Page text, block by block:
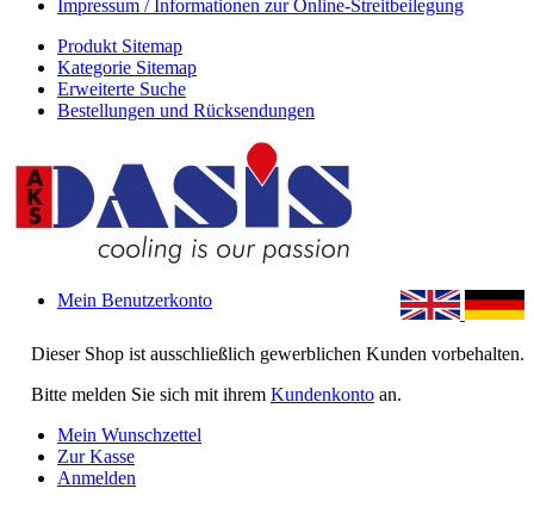
Impressum / Informationen zur Online-Streitbeilegung
Produkt Sitemap
Kategorie Sitemap
Erweiterte Suche
Bestellungen und Rücksendungen
Dieser Shop ist ausschließlich gewerblichen Kunden vorbehalten.
Bitte melden Sie sich mit ihrem Kundenkonto an.
Mein Benutzerkonto
Mein Wunschzettel
Zur Kasse
Anmelden